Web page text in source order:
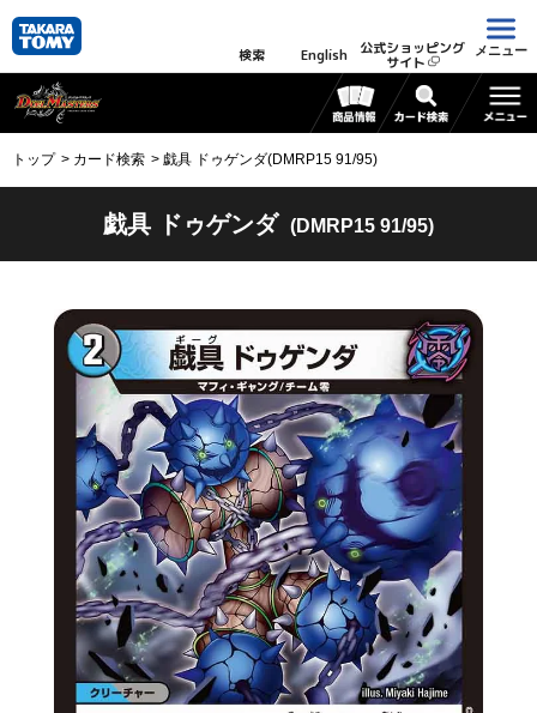
検索 English 公式ショッピング
サイト
メニュー
トップ カード検索 戯具 ドゥゲンダ(DMRP15 91/95)
戯具 ドゥゲンダ (DMRP15 91/95)